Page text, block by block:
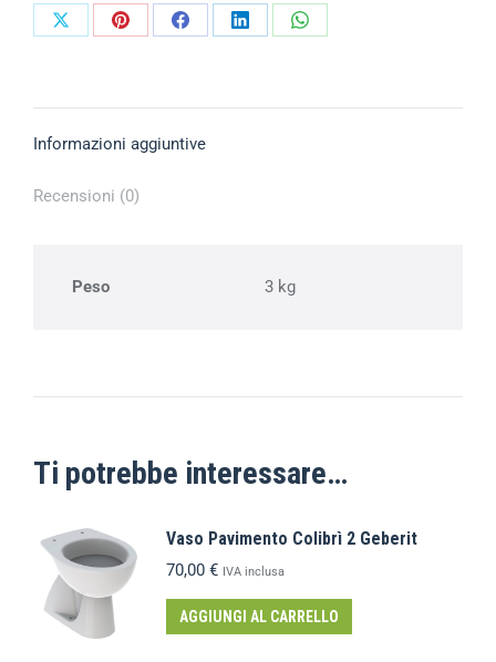
Informazioni aggiuntive
Recensioni (0)
Peso 3 kg
Ti potrebbe interessare…
Vaso Pavimento Colibrì 2 Geberit
70,00 € IVA inclusa
AGGIUNGI AL CARRELLO